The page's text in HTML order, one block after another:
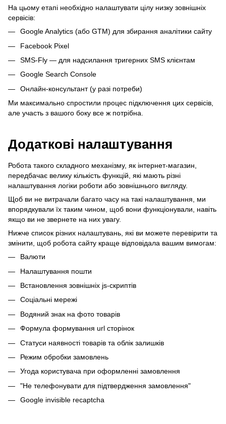
На цьому етапі необхідно налаштувати цілу низку зовнішніх
сервісів:
Google Analytics (або GTM) для збирання аналітики сайту
Facebook Pixel
SMS-Fly — для надсилання тригерних SMS клієнтам
Google Search Console
Онлайн-консультант (у разі потреби)
Ми максимально спростили процес підключення цих сервісів,
але участь з вашого боку все ж потрібна.
Додаткові налаштування
Робота такого складного механізму, як інтернет-магазин,
передбачає велику кількість функцій, які мають різні
налаштування логіки роботи або зовнішнього вигляду.
Щоб ви не витрачали багато часу на такі налаштування, ми
впорядкували їх таким чином, щоб вони функціонували, навіть
якщо ви не звернете на них увагу.
Нижче список різних налаштувань, які ви можете перевірити та
змінити, щоб робота сайту краще відповідала вашим вимогам:
Валюти
Налаштування пошти
Встановлення зовнішніх js-скриптів
Соціальні мережі
Водяний знак на фото товарів
Формула формування url сторінок
Статуси наявності товарів та облік залишків
Режим обробки замовлень
Угода користувача при оформленні замовлення
"Не телефонувати для підтвердження замовлення"
Google invisible recaptcha